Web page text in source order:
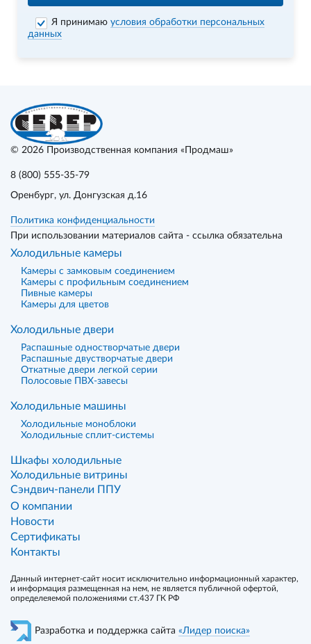
Я принимаюусловия обработки персональных
данных
© 2026 Производственная компания «Продмаш»
8 (800) 555-35-79
Оренбург, ул. Донгузская д.16
Политика конфиденциальности
При использовании материалов сайта - ссылка обязательна
Холодильные камеры
Камеры с замковым соединением
Камеры с профильным соединением
Пивные камеры
Камеры для цветов
Холодильные двери
Распашные одностворчатые двери
Распашные двустворчатые двери
Откатные двери легкой серии
Полосовые ПВХ-завесы
Холодильные машины
Холодильные моноблоки
Холодильные сплит-системы
Шкафы холодильные
Холодильные витрины
Сэндвич-панели ППУ
О компании
Новости
Сертификаты
Контакты
Данный интернет-сайт носит исключительно информационный характер,
и информация размещенная на нем, не является публичной офертой,
определеяемой положениями ст.437 ГК РФ
Разработка и поддержка сайта «Лидер поиска»